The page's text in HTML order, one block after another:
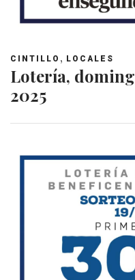
CINTILLO , LOCALES
Lotería,
2025